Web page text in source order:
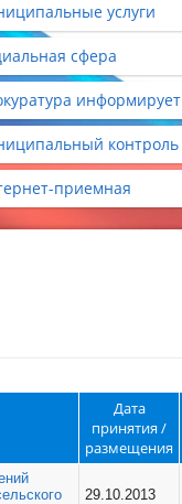
услуги
сфера
информирует
контроль
приемная
Дата
принятия /
размещения
29.10.2013